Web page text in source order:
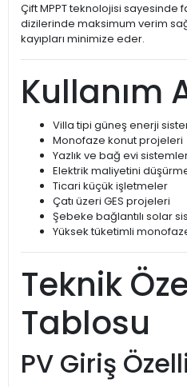
Çift MPPT teknolojisi sayesinde
dizilerinde maksimum verim
kayıpları minimize eder.
Kullanım
Villa tipi güneş enerji
Monofaze konut projeleri
Yazlık ve bağ evi
Elektrik maliyetini
Ticari küçük işletmeler
Çatı üzeri GES projeleri
Şebeke bağlantılı solar
Yüksek tüketimli
Teknik
Tablosu
PV Giriş